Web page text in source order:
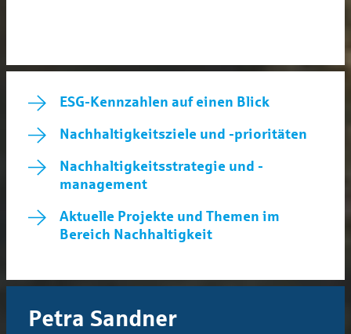
ESG-Kennzahlen auf einen Blick
Nachhaltigkeitsziele und -prioritäten
Nachhaltigkeits­strategie und -
management
Aktuelle Projekte und Themen im
Bereich Nachhaltigkeit
Petra Sandner